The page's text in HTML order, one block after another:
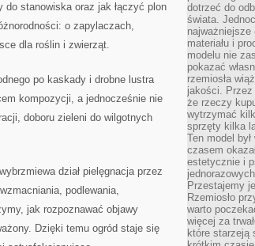
do stanowiska oraz jak łączyć plon
o zapylaczach,
dla roślin i zwierząt.
po kaskady i drobne lustra
kompozycji, a jednocześnie nie
doboru zieleni do wilgotnych
dział pielęgnacja przez
podlewania,
jak rozpoznawać objawy
Dzięki temu ogród staje się
dotrzeć do
świata.
najważniejsze
materiału i
modelu nie
pokazać
rzemiosła
jakości. Przez
że rzeczy
wytrzymać
sprzęty kilka
Ten model
czasem
estetycznie i
Przestajemy
Rzemiosło
warto
więcej za
które starzeją